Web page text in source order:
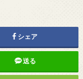
シェア
送る